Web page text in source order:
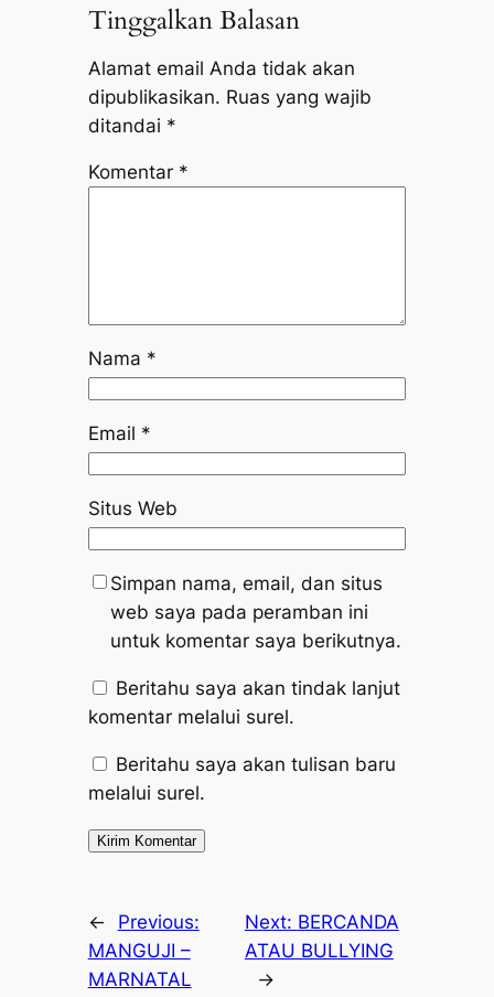
Tinggalkan Balasan
Alamat email Anda tidak akan
dipublikasikan. Ruas yang wajib
ditandai *
Komentar *
Nama *
Email *
Situs Web
Simpan nama, email, dan situs
web saya pada peramban ini
untuk komentar saya berikutnya.
Beritahu saya akan tindak lanjut
komentar melalui surel.
Beritahu saya akan tulisan baru
melalui surel.
←
Previous:
MANGUJI –
MARNATAL
Next: BERCANDA
ATAU BULLYING
→